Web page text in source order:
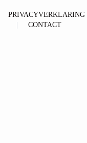
PRIVACYVERKLARING
CONTACT